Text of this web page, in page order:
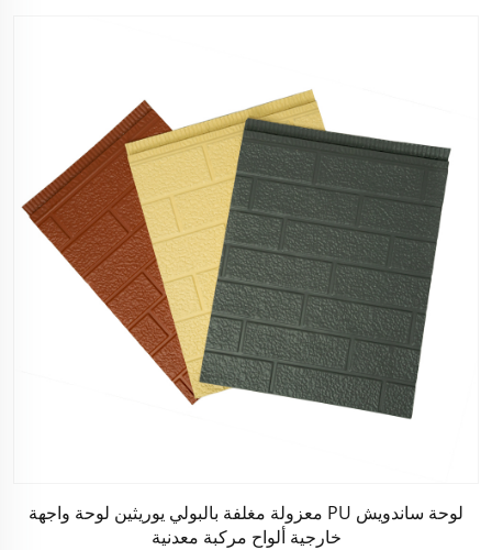
لوحة ساندويش PU معزولة مغلفة بالبولي يوريثين لوحة واجهة
خارجية ألواح مركبة معدنية